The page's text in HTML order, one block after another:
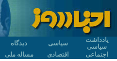
یادداشت
سیاسی
سیاسی دیدگاه
اجتماعی
اقتصادی مساله ملی